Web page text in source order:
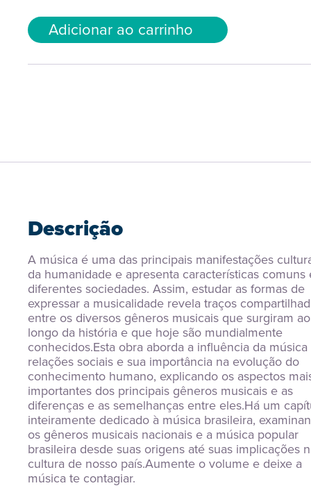
Adicionar ao carrinho
Descrição
A música é uma das principais manifestações
da humanidade e apresenta características comuns
diferentes sociedades. Assim, estudar as formas de
expressar a musicalidade revela traços
entre os diversos gêneros musicais que surgiram ao
longo da história e que hoje são mundialmente
conhecidos.Esta obra aborda a influência da música
relações sociais e sua importância na evolução do
conhecimento humano, explicando os aspectos
importantes dos principais gêneros musicais e as
diferenças e as semelhanças entre eles.Há um
inteiramente dedicado à música brasileira,
os gêneros musicais nacionais e a música popular
brasileira desde suas origens até suas implicações
cultura de nosso país.Aumente o volume e deixe a
música te contagiar.